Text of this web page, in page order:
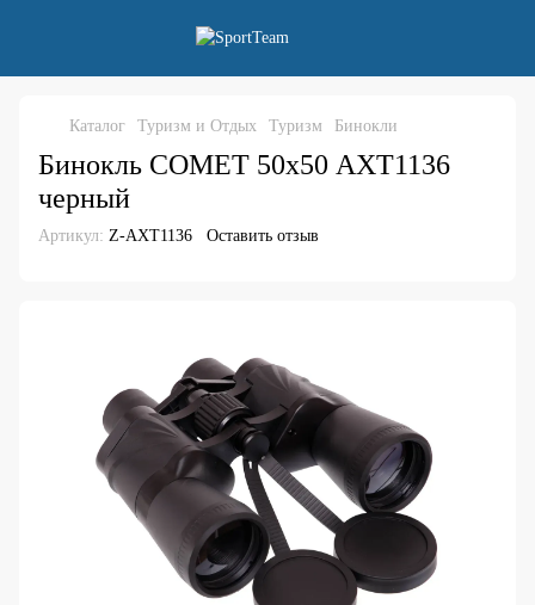
Каталог Туризм и Отдых Туризм Бинокли
Бинокль COMET 50х50 AXT1136
черный
Артикул: Z-AXT1136 Оставить отзыв